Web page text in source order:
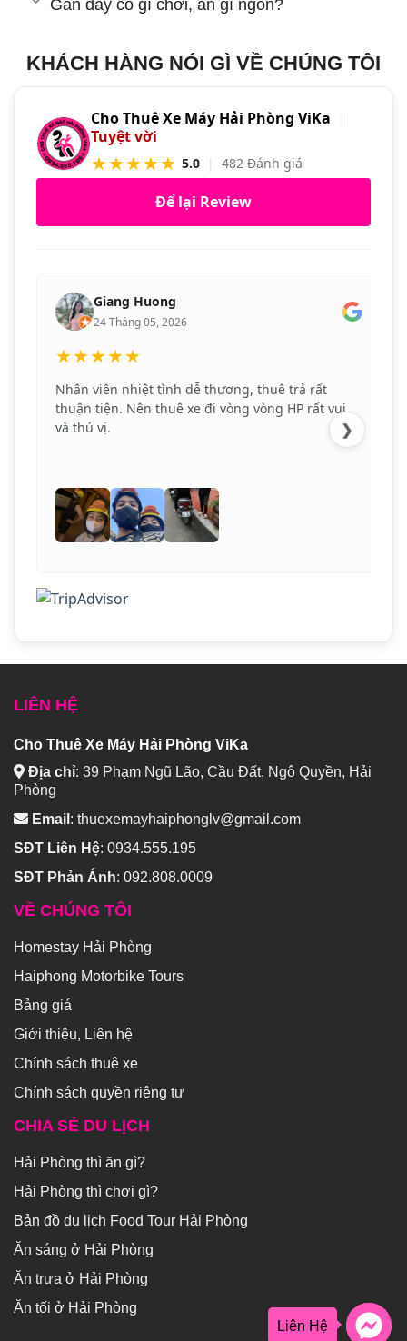
Gần đây có gì chơi, ăn gì ngon?
KHÁCH HÀNG NÓI GÌ VỀ CHÚNG TÔI
Cho Thuê Xe Máy Hải Phòng ViKa |
Tuyệt vời
★★★★★ 5.0 | 482 Đánh giá
Để lại Review
Giang Huong
24 Tháng 05, 2026
★★★★★
Nhân viên nhiệt tình dễ thương, thuê trả rất
thuận tiện. Nên thuê xe đi vòng vòng HP rất vui
và thú vị.
❯
LIÊN HỆ
Cho Thuê Xe Máy Hải Phòng ViKa
Địa chỉ: 39 Phạm Ngũ Lão, Cầu Đất, Ngô Quyền, Hải
Phòng
Email : thuexemayhaiphonglv@gmail.com
SĐT Liên Hệ: 0934.555.195
SĐT Phản Ánh: 092.808.0009
VỀ CHÚNG TÔI
Homestay Hải Phòng
Haiphong Motorbike Tours
Bảng giá
Giới thiệu, Liên hệ
Chính sách thuê xe
Chính sách quyền riêng tư
CHIA SẺ DU LỊCH
Hải Phòng thì ăn gì?
Hải Phòng thì chơi gì?
Bản đồ du lịch Food Tour Hải Phòng
Ăn sáng ở Hải Phòng
Ăn trưa ở Hải Phòng
Ăn tối ở Hải Phòng
Liên Hệ